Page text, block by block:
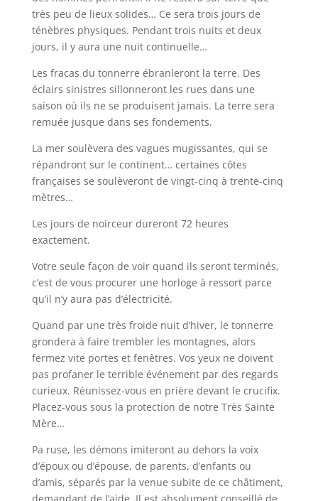
très peu de lieux solides… Ce sera trois jours de
ténèbres physiques. Pendant trois nuits et deux
jours, il y aura une nuit continuelle…
Les fracas du tonnerre ébranleront la terre. Des
éclairs sinistres sillonneront les rues dans une
saison où ils ne se produisent jamais. La terre sera
remuée jusque dans ses fondements.
La mer soulèvera des vagues mugissantes, qui se
répandront sur le continent… certaines côtes
françaises se soulèveront de vingt-cinq à trente-cinq
mètres…
Les jours de noirceur dureront 72 heures
exactement.
Votre seule façon de voir quand ils seront terminés,
c’est de vous procurer une horloge à ressort parce
qu’il n’y aura pas d’électricité.
Quand par une très froide nuit d’hiver, le tonnerre
grondera à faire trembler les montagnes, alors
fermez vite portes et fenêtres. Vos yeux ne doivent
pas profaner le terrible événement par des regards
curieux. Réunissez-vous en prière devant le crucifix.
Placez-vous sous la protection de notre Très Sainte
Mère…
Pa ruse, les démons imiteront au dehors la voix
d’époux ou d’épouse, de parents, d’enfants ou
d’amis, séparés par la venue subite de ce châtiment,